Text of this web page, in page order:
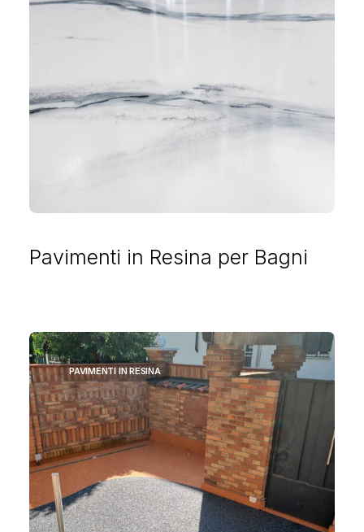
Pavimenti in Resina per Bagni
PAVIMENTI IN RESINA